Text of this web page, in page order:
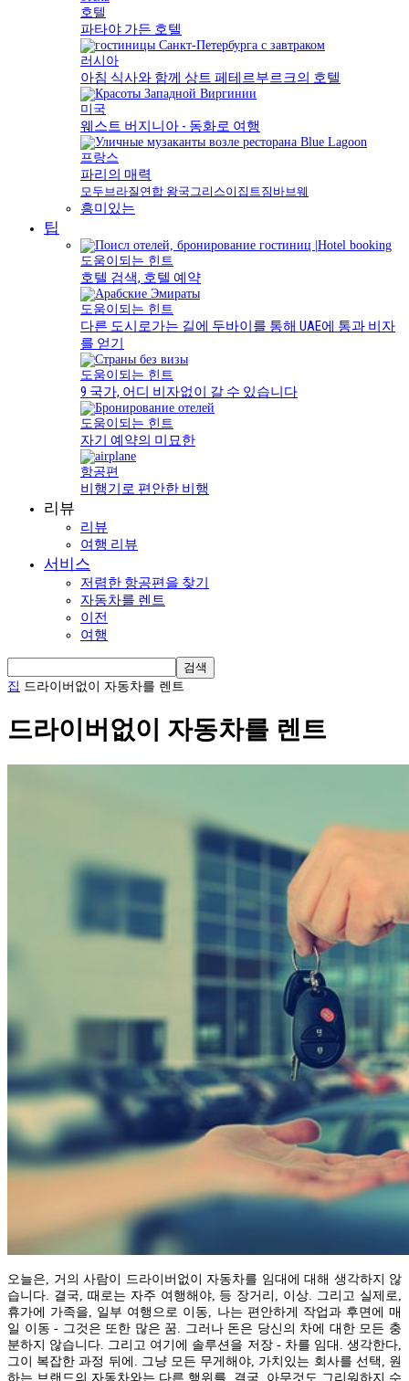
호텔
파타야 가든 호텔
러시아
아침 식사와 함께 상트 페테르부르크의 호텔
미국
웨스트 버지니아 - 동화로 여행
프랑스
파리의 매력
모두브라질 연합 왕국그리스이집트짐바브웨
흥미있는
팁
도움이되는 힌트
호텔 검색, 호텔 예약
도움이되는 힌트
다른 도시로가는 길에 두바이를 통해 UAE에 통과 비자
를 얻기
도움이되는 힌트
9 국가, 어디 비자없이 갈 수 있습니다
도움이되는 힌트
자기 예약의 미묘한
항공편
비행기로 편안한 비행
리뷰
리뷰
여행 리뷰
서비스
저렴한 항공편을 찾기
자동차를 렌트
이전
여행
집 드라이버없이 자동차를 렌트
드라이버없이 자동차를 렌트
오늘은, 거의 사람이 드라이버없이 자동차를 임대에 대해 생각하지 않
습니다. 결국, 때로는 자주 여행해야, 등 장거리, 이상. 그리고 실제로,
휴가에 가족을, 일부 여행으로 이동, 나는 편안하게 작업과 후면에 매
일 이동 - 그것은 또한 많은 꿈. 그러나 돈은 당신의 차에 대한 모든 충
분하지 않습니다. 그리고 여기에 솔루션을 저장 - 차를 임대. 생각한다,
그이 복잡한 과정 뒤에. 그냥 모든 무게해야, 가치있는 회사를 선택, 원
하는 브랜드의 자동차와는 다른 행위를. 결국, 아무것도 그리워하지 수